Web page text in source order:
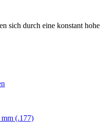
sich durch eine konstant hohe